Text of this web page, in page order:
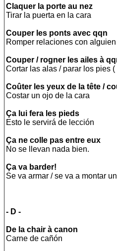
Claquer la porte au nez
Tirar la puerta en la cara
Couper les ponts avec qqn
Romper relaciones con alguien
Couper / rogner les ailes à
Cortar las alas / parar los pies
Coûter les yeux de la tête /
Costar un ojo de la cara
Ça lui fera les pieds
Esto le servirá de lección
Ça ne colle pas entre eux
No se llevan nada bien.
Ça va barder!
Se va armar / se va a montar
- D -
De la chair à canon
Carne de cañón